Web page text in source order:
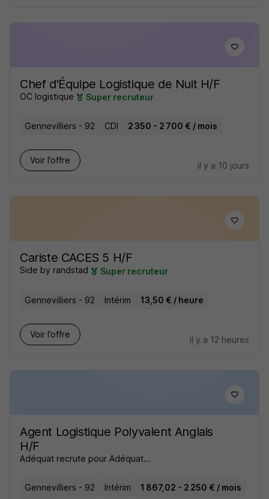
Chef d'Équipe Logistique de Nuit H/F
OC logistique Super recruteur
Gennevilliers - 92 CDI 2 350 - 2 700 € / mois
Voir l’offre
il y a 10 jours
Cariste CACES 5 H/F
Side by randstad Super recruteur
Gennevilliers - 92 Intérim 13,50 € / heure
Voir l’offre
il y a 12 heures
Agent Logistique Polyvalent Anglais
H/F
Adéquat recrute pour Adéquat...
Gennevilliers - 92 Intérim
1 867,02 - 2 250 € / mois